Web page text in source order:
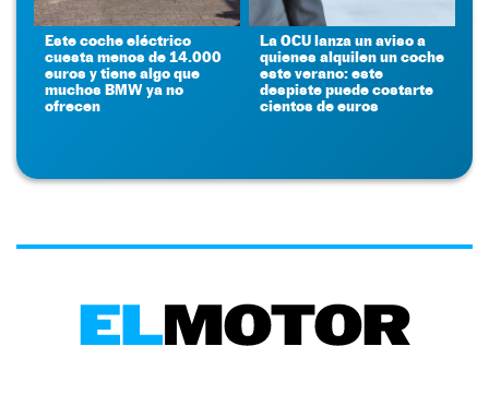
Este coche eléctrico
cuesta menos de 14.000
euros y tiene algo que
muchos BMW ya no
ofrecen
La OCU lanza un aviso a
quienes alquilen un coche
este verano: este
despiste puede costarte
cientos de euros